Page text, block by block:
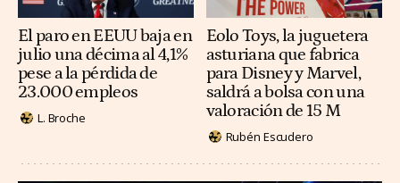
El paro en EEUU baja en
julio una décima al 4,1%
pese a la pérdida de
23.000 empleos
L. Broche
Eolo Toys, la juguetera
asturiana que fabrica
para Disney y Marvel,
saldrá a bolsa con una
valoración de 15 M
Rubén Escudero